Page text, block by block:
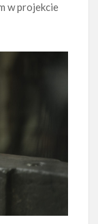
w projekcie